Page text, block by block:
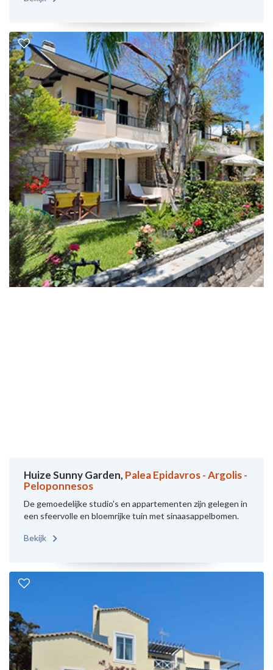
Huize Sunny Garden, Palea Epidavros - Argolis -
Peloponnesos
De gemoedelijke studio's en appartementen zijn gelegen in
een sfeervolle en bloemrijke tuin met sinaasappelbomen.
Bekijk